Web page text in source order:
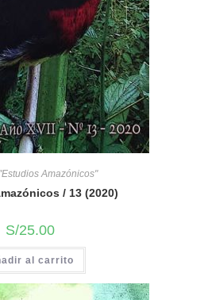
Amazónicos"
/ 13 (2020)
S/25.00
al carrito